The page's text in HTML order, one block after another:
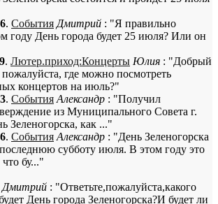
. События Дмитрий : "Я правильно
году День города будет 25 июля? Или он
. Лютер.приход:Концерты Юлия : "Добрый
где можно посмотреть
концертов на июль?"
. События Александр : "Получил
из Муниципального Совета г.
Зеленогорска, как ..."
. События Александр : "День Зеленогорска
субботу июля. В этом году это
бу..."
Дмитрий : "Ответьте,пожалуйста,какого
День города Зеленогорска?И будет ли